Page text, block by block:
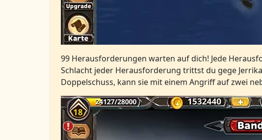
99 Herausforderungen warten auf dich! Jede
Schlacht jeder Herausforderung trittst du gege
Doppelschuss, kann sie mit einem Angriff auf zwei